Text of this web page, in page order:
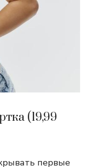
(19,99
первые